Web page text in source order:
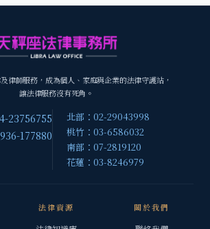
律師服務，成為個人、家庭與企業的法律守護站，
讓法律服務沒有死角。
23756755
177880
北部：02-29043998
桃竹：03-6586032
南部：07-2819120
花蓮：03-8246979
法律資源 關於我們